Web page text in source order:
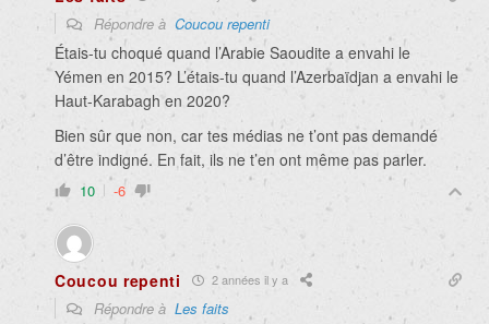
Répondre à Coucou repenti
Étais-tu choqué quand l’Arabie Saoudite a envahi le
Yémen en 2015? L’étais-tu quand l’Azerbaïdjan a envahi le
Haut-Karabagh en 2020?
Bien sûr que non, car tes médias ne t’ont pas demandé
d’être indigné. En fait, ils ne t’en ont même pas parler.
10 -6
Coucou repenti 2 années il y a
Répondre à Les faits